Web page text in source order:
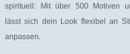
spirituell: Mit über 500 Motiven
lässt sich dein Look flexibel an
anpassen.